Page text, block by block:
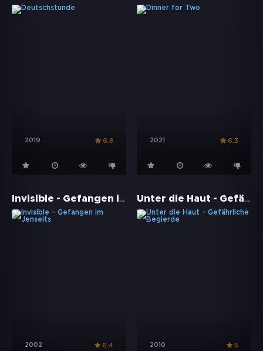
2019 6.8 2021 6.3
Invisible - Gefangen im Jenseits
2002 6.4
Unter die Haut - Gefährliche Begierde
2010 5